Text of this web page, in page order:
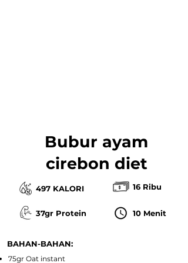
Bubur ayam
cirebon diet
497 KALORI
37gr Protein
16 Ribu
10 Menit
BAHAN-BAHAN:
75gr Oat instant